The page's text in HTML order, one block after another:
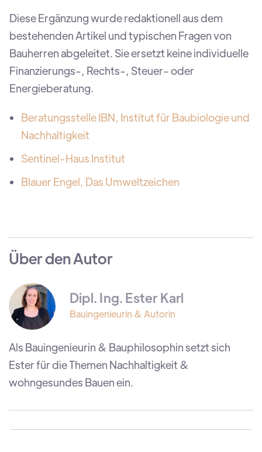
Diese Ergänzung wurde redaktionell aus dem
bestehenden Artikel und typischen Fragen von
Bauherren abgeleitet. Sie ersetzt keine individuelle
Finanzierungs-, Rechts-, Steuer- oder
Energieberatung.
Beratungsstelle IBN, Institut für Baubiologie und
Nachhaltigkeit
Sentinel-Haus Institut
Blauer Engel, Das Umweltzeichen
Über den Autor
Dipl. Ing. Ester Karl
Bauingenieurin & Autorin
Als Bauingenieurin & Bauphilosophin setzt sich
Ester für die Themen Nachhaltigkeit &
wohngesundes Bauen ein.